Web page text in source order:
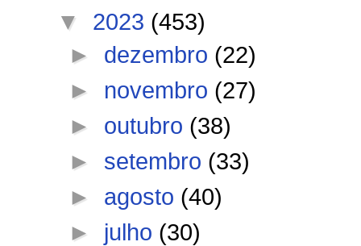
▼ 2023 (453)
► dezembro (22)
► novembro (27)
► outubro (38)
► setembro (33)
► agosto (40)
► julho (30)